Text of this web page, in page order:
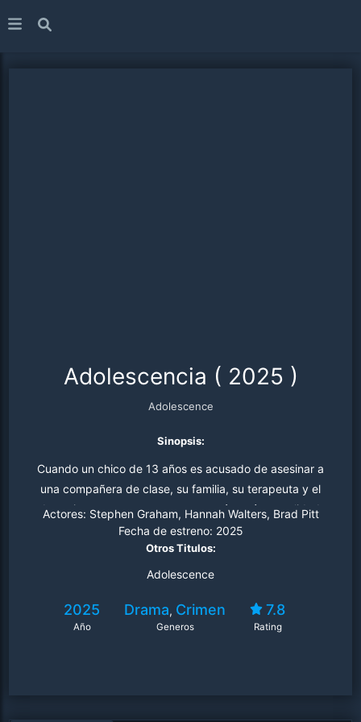
Adolescencia ( 2025 )
Adolescence
Sinopsis:
Cuando un chico de 13 años es acusado de asesinar a
una compañera de clase, su familia, su terapeuta y el
detective a cargo se preguntan qué pasó en realidad.
Actores: Stephen Graham, Hannah Walters, Brad Pitt
Fecha de estreno: 2025
Otros Titulos:
Adolescence
2025
Año
Drama, Crimen
Generos
7.8
Rating